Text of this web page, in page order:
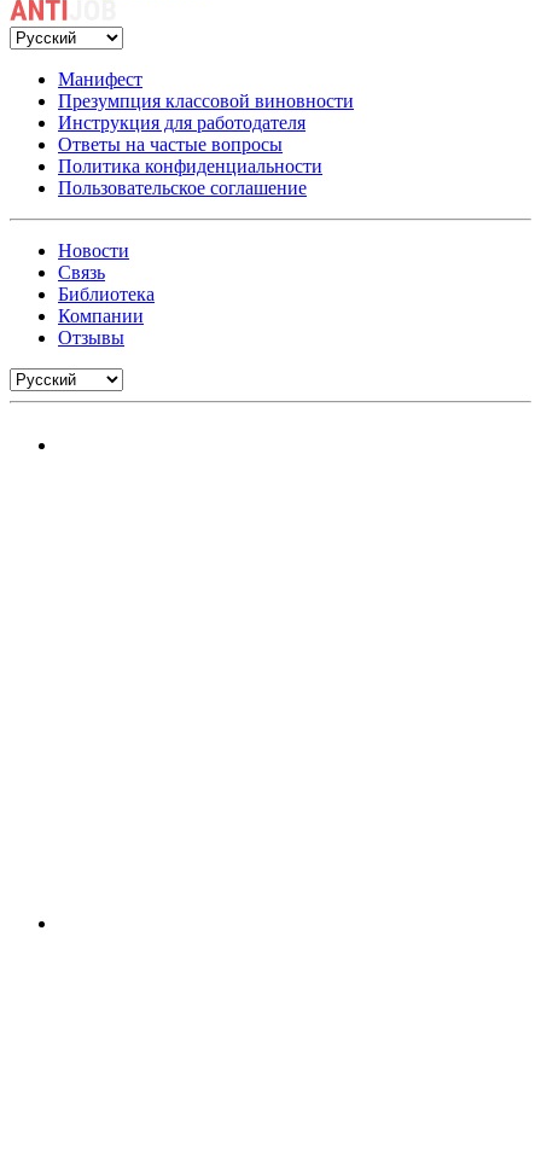
Манифест
Презумпция классовой виновности
Инструкция для работодателя
Ответы на частые вопросы
Политика конфиденциальности
Пользовательское соглашение
Новости
Связь
Библиотека
Компании
Отзывы